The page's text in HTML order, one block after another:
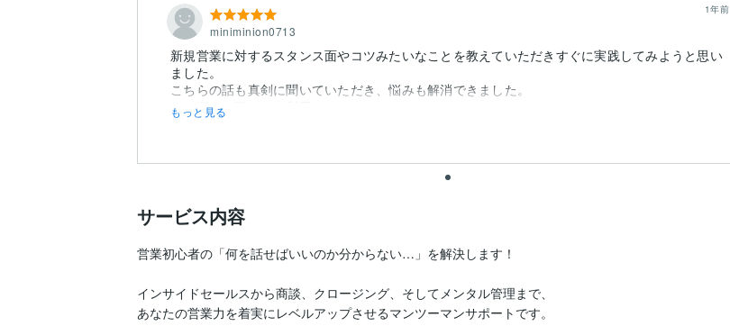
miniminion0713
1年前
新規営業に対するスタンス面やコツみたいなことを教えていただきすぐに実践してみようと思い
ました。
こちらの話も真剣に聞いていただき、悩みも解消できました。
また悩んだ際にはご利用させていただきたいです。
もっと見る
サービス内容
営業初心者の「何を話せばいいのか分からない…」を解決します！
インサイドセールスから商談、クロージング、そしてメンタル管理まで、
あなたの営業力を着実にレベルアップさせるマンツーマンサポートです。